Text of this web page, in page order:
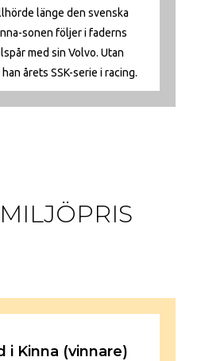
länge den svenska
sonen följer i faderns
med sin Volvo. Utan
årets SSK-serie i racing.
i Kinna (vinnare)